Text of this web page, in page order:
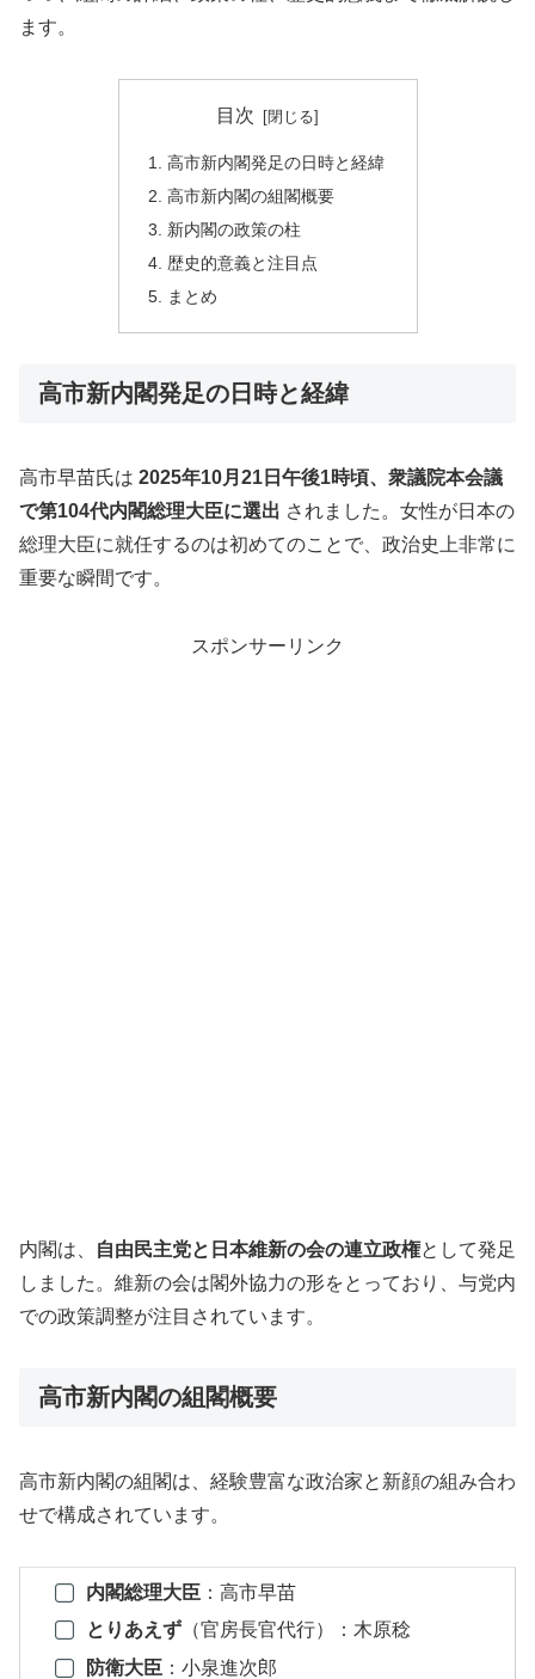
ます。
目次
高市新内閣発足の日時と経緯
高市新内閣の組閣概要
新内閣の政策の柱
歴史的意義と注目点
まとめ
高市新内閣発足の日時と経緯
高市早苗氏は 2025年10月21日午後1時頃、衆議院本会議
で第104代内閣総理大臣に選出 されました。女性が日本の
総理大臣に就任するのは初めてのことで、政治史上非常に
重要な瞬間です。
スポンサーリンク
内閣は、 自由民主党と日本維新の会の連立政権として発足
しました。維新の会は閣外協力の形をとっており、与党内
での政策調整が注目されています。
高市新内閣の組閣概要
高市新内閣の組閣は、経験豊富な政治家と新顔の組み合わ
せで構成されています。
内閣総理大臣：高市早苗
とりあえず（官房長官代行）：木原稔
防衛大臣：小泉進次郎